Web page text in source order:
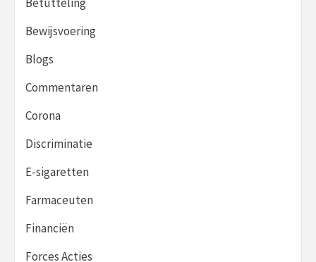
Bewijsvoering
Blogs
Commentaren
Corona
Discriminatie
E-sigaretten
Farmaceuten
Financiën
Forces Acties